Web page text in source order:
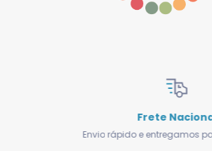
Frete Nacional
Envio rápido e entregamos para